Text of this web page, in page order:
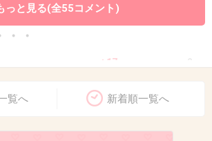
・
+17
っと見る(全55コメント)
覧へ 新着順一覧へ